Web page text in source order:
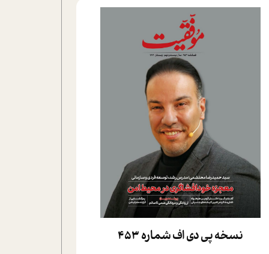
نسخه پي دي اف شماره 453